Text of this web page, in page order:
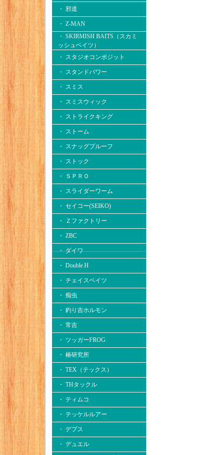
・ 邪道
・ Z-MAN
・ SKIRMISH BAITS（スカミ
ッシュベイツ）
・ スタジオコンポジット
・ スタンドパワー
・ スミス
・ スミスウィック
・ ストライクキング
・ ストーム
・ スナッグプルーフ
・ ストック
・ ＳＰＲＯ
・ スライダーワーム
・ セイコー(SEIKO)
・ Ｚファクトリー
・ ZBC
・ ダイワ
・ Double.H
・ チェイスベイツ
・ 痴虫
・ 釣り吉ホルモン
・ 常吉
・ ツッガーFROG
・ 椿研究所
・ TEX（テックス）
・ THタックル
・ ティムコ
・ テッケルルアー
・ デプス
・ デュエル